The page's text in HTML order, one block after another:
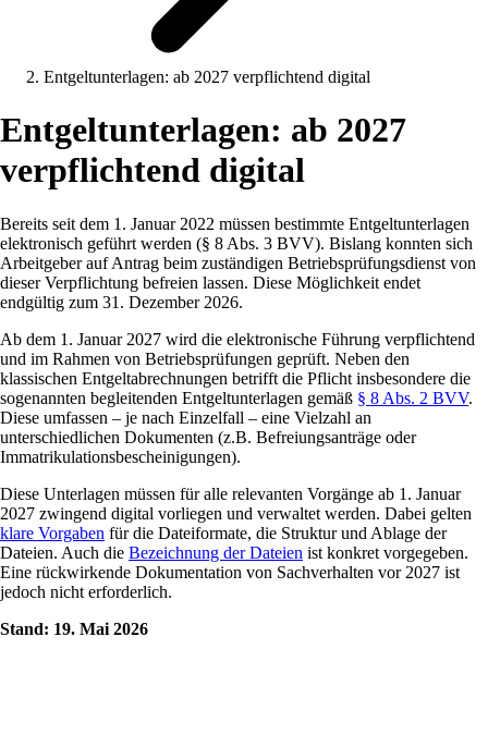
Entgeltunterlagen: ab 2027 verpflichtend digital
Entgeltunterlagen: ab 2027
verpflichtend digital
Bereits seit dem 1. Januar 2022 müssen bestimmte Entgeltunterlagen
elektronisch geführt werden (§ 8 Abs. 3 BVV). Bislang konnten sich
Arbeitgeber auf Antrag beim zuständigen Betriebsprüfungsdienst von
dieser Verpflichtung befreien lassen. Diese Möglichkeit endet
endgültig zum 31. Dezember 2026.
Ab dem 1. Januar 2027 wird die elektronische Führung verpflichtend
und im Rahmen von Betriebsprüfungen geprüft. Neben den
klassischen Entgeltabrechnungen betrifft die Pflicht insbesondere die
sogenannten begleitenden Entgeltunterlagen gemäß § 8 Abs. 2 BVV.
Diese umfassen – je nach Einzelfall – eine Vielzahl an
unterschiedlichen Dokumenten (z.B. Befreiungsanträge oder
Immatrikulationsbescheinigungen).
Diese Unterlagen müssen für alle relevanten Vorgänge ab 1. Januar
2027 zwingend digital vorliegen und verwaltet werden. Dabei gelten
klare Vorgaben für die Dateiformate, die Struktur und Ablage der
Dateien. Auch die Bezeichnung der Dateien ist konkret vorgegeben.
Eine rückwirkende Dokumentation von Sachverhalten vor 2027 ist
jedoch nicht erforderlich.
Stand: 19. Mai 2026